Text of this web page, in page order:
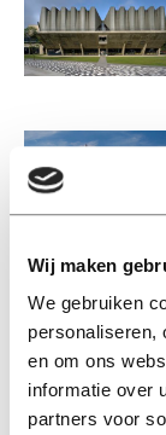
Wij maken
We gebruiken
personaliseren,
en om ons
informatie over
partners voor